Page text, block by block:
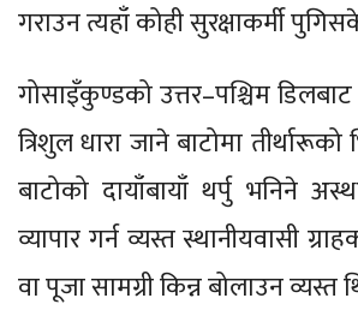
गराउन त्यहाँ कोही सुरक्षाकर्मी
गोसाइँकुण्डको उत्तर–पश्चिम
त्रिशुल धारा जाने बाटोमा तीर्थारूको
बाटोको दायाँबायाँ थर्पु भनिने
व्यापार गर्न व्यस्त स्थानीयवासी
वा पूजा सामग्री किन्न बोलाउन व्यस्त